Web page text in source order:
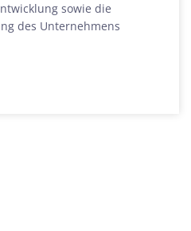
sowie die
des Unternehmens